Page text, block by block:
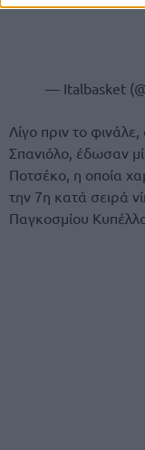
— Italbasket
Λίγο πριν το
Σπανιόλο, έδωσαν
Ποτσέκο, η οποία
την 7η κατά σειρά
Παγκοσμίου